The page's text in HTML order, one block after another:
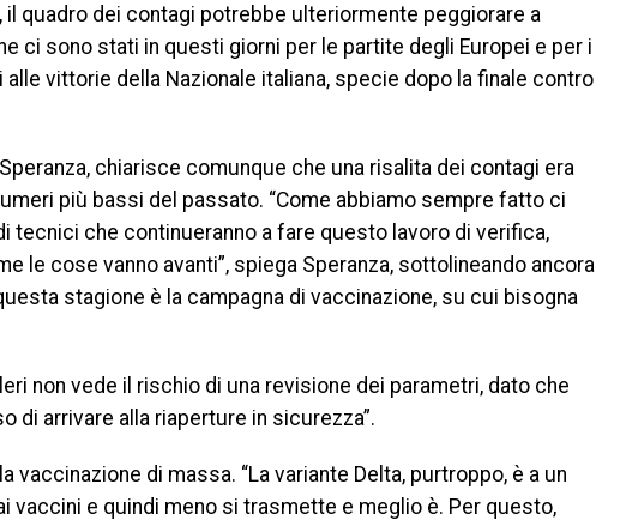
quadro dei contagi potrebbe ulteriormente peggiorare a
ci sono stati in questi giorni per le partite degli Europei e per i
vittorie della Nazionale italiana, specie dopo la finale contro
chiarisce comunque che una risalita dei contagi era
più bassi del passato. “Come abbiamo sempre fatto ci
tecnici che continueranno a fare questo lavoro di verifica,
le cose vanno avanti”, spiega Speranza, sottolineando ancora
stagione è la campagna di vaccinazione, su cui bisogna
non vede il rischio di una revisione dei parametri, dato che
di arrivare alla riaperture in sicurezza”.
vaccinazione di massa. “La variante Delta, purtroppo, è a un
vaccini e quindi meno si trasmette e meglio è. Per questo,